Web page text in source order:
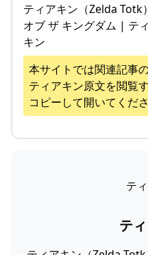
ティアキン（Zelda Totk
オブ ザ キングダム | テ
キン
本サイトでは関連記事
ティアキン原文を閲覧
コピーして開いてくださ
テ
テ